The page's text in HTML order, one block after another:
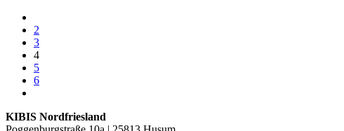
2
3
4
5
6
KIBIS Nordfriesland